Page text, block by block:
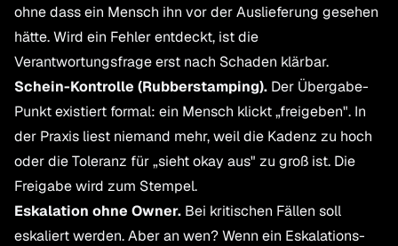
ohne dass ein Mensch ihn vor der Auslieferung gesehen
hätte. Wird ein Fehler entdeckt, ist die
Verantwortungsfrage erst nach Schaden klärbar.
Schein-Kontrolle (Rubberstamping). Der Übergabe-
Punkt existiert formal: ein Mensch klickt „freigeben". In
der Praxis liest niemand mehr, weil die Kadenz zu hoch
oder die Toleranz für „sieht okay aus" zu groß ist. Die
Freigabe wird zum Stempel.
Eskalation ohne Owner. Bei kritischen Fällen soll
eskaliert werden. Aber an wen? Wenn ein Eskalations-